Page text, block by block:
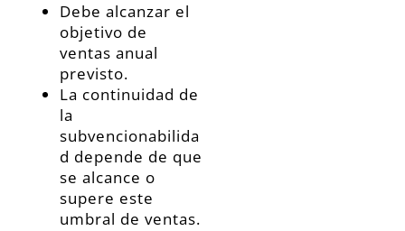
Debe alcanzar el
objetivo de
ventas anual
previsto.
La continuidad de
la
subvencionabilida
d depende de que
se alcance o
supere este
umbral de ventas.